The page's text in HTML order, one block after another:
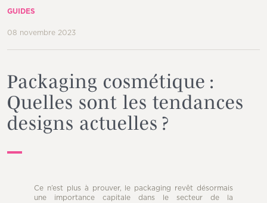
GUIDES
08 novembre 2023
Packaging cosmétique :
Quelles sont les tendances
designs actuelles ?
Ce n’est plus à prouver, le packaging revêt désormais
une importance capitale dans le secteur de la